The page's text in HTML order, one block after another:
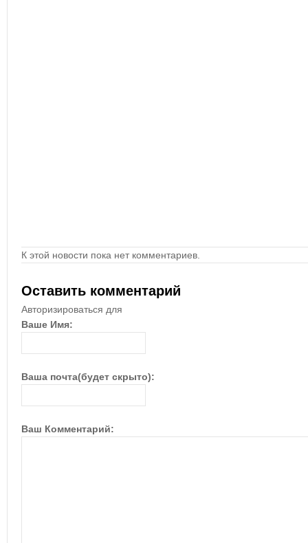
К этой новости пока нет комментариев.
Оставить комментарий
Авторизироваться для
Ваше Имя:
Ваша почта(будет скрыто):
Ваш Комментарий: